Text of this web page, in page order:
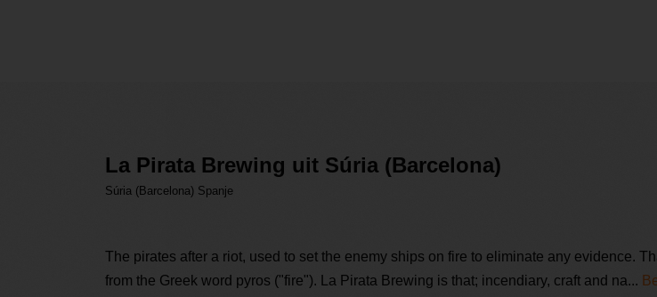
La Pirata Brewing uit Súria (Barcelona)
Súria (Barcelona) Spanje
The pirates after a riot, used to set the enemy ships on fire to eliminate any evidence.
from the Greek word pyros ("fire"). La Pirata Brewing is that; incendiary, craft and na...